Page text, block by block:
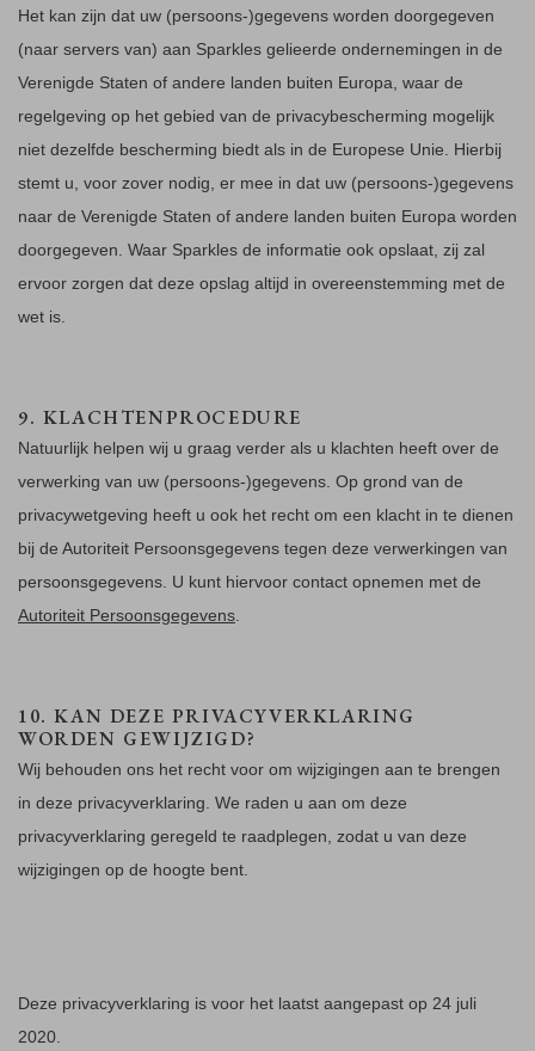
Het kan zijn dat uw (persoons-)gegevens worden doorgegeven
(naar servers van) aan Sparkles gelieerde ondernemingen in de
Verenigde Staten of andere landen buiten Europa, waar de
regelgeving op het gebied van de privacybescherming mogelijk
niet dezelfde bescherming biedt als in de Europese Unie. Hierbij
stemt u, voor zover nodig, er mee in dat uw (persoons-)gegevens
naar de Verenigde Staten of andere landen buiten Europa worden
doorgegeven. Waar Sparkles de informatie ook opslaat, zij zal
ervoor zorgen dat deze opslag altijd in overeenstemming met de
wet is.
9. KLACHTENPROCEDURE
Natuurlijk helpen wij u graag verder als u klachten heeft over de
verwerking van uw (persoons-)gegevens. Op grond van de
privacywetgeving heeft u ook het recht om een klacht in te dienen
bij de Autoriteit Persoonsgegevens tegen deze verwerkingen van
persoonsgegevens. U kunt hiervoor contact opnemen met de
Autoriteit Persoonsgegevens
10. KAN DEZE PRIVACYVERKLARING
WORDEN GEWIJZIGD?
Wij behouden ons het recht voor om wijzigingen aan te brengen
in deze privacyverklaring. We raden u aan om deze
privacyverklaring geregeld te raadplegen, zodat u van deze
wijzigingen op de hoogte bent.
Deze privacyverklaring is voor het laatst aangepast op 24 juli
2020.